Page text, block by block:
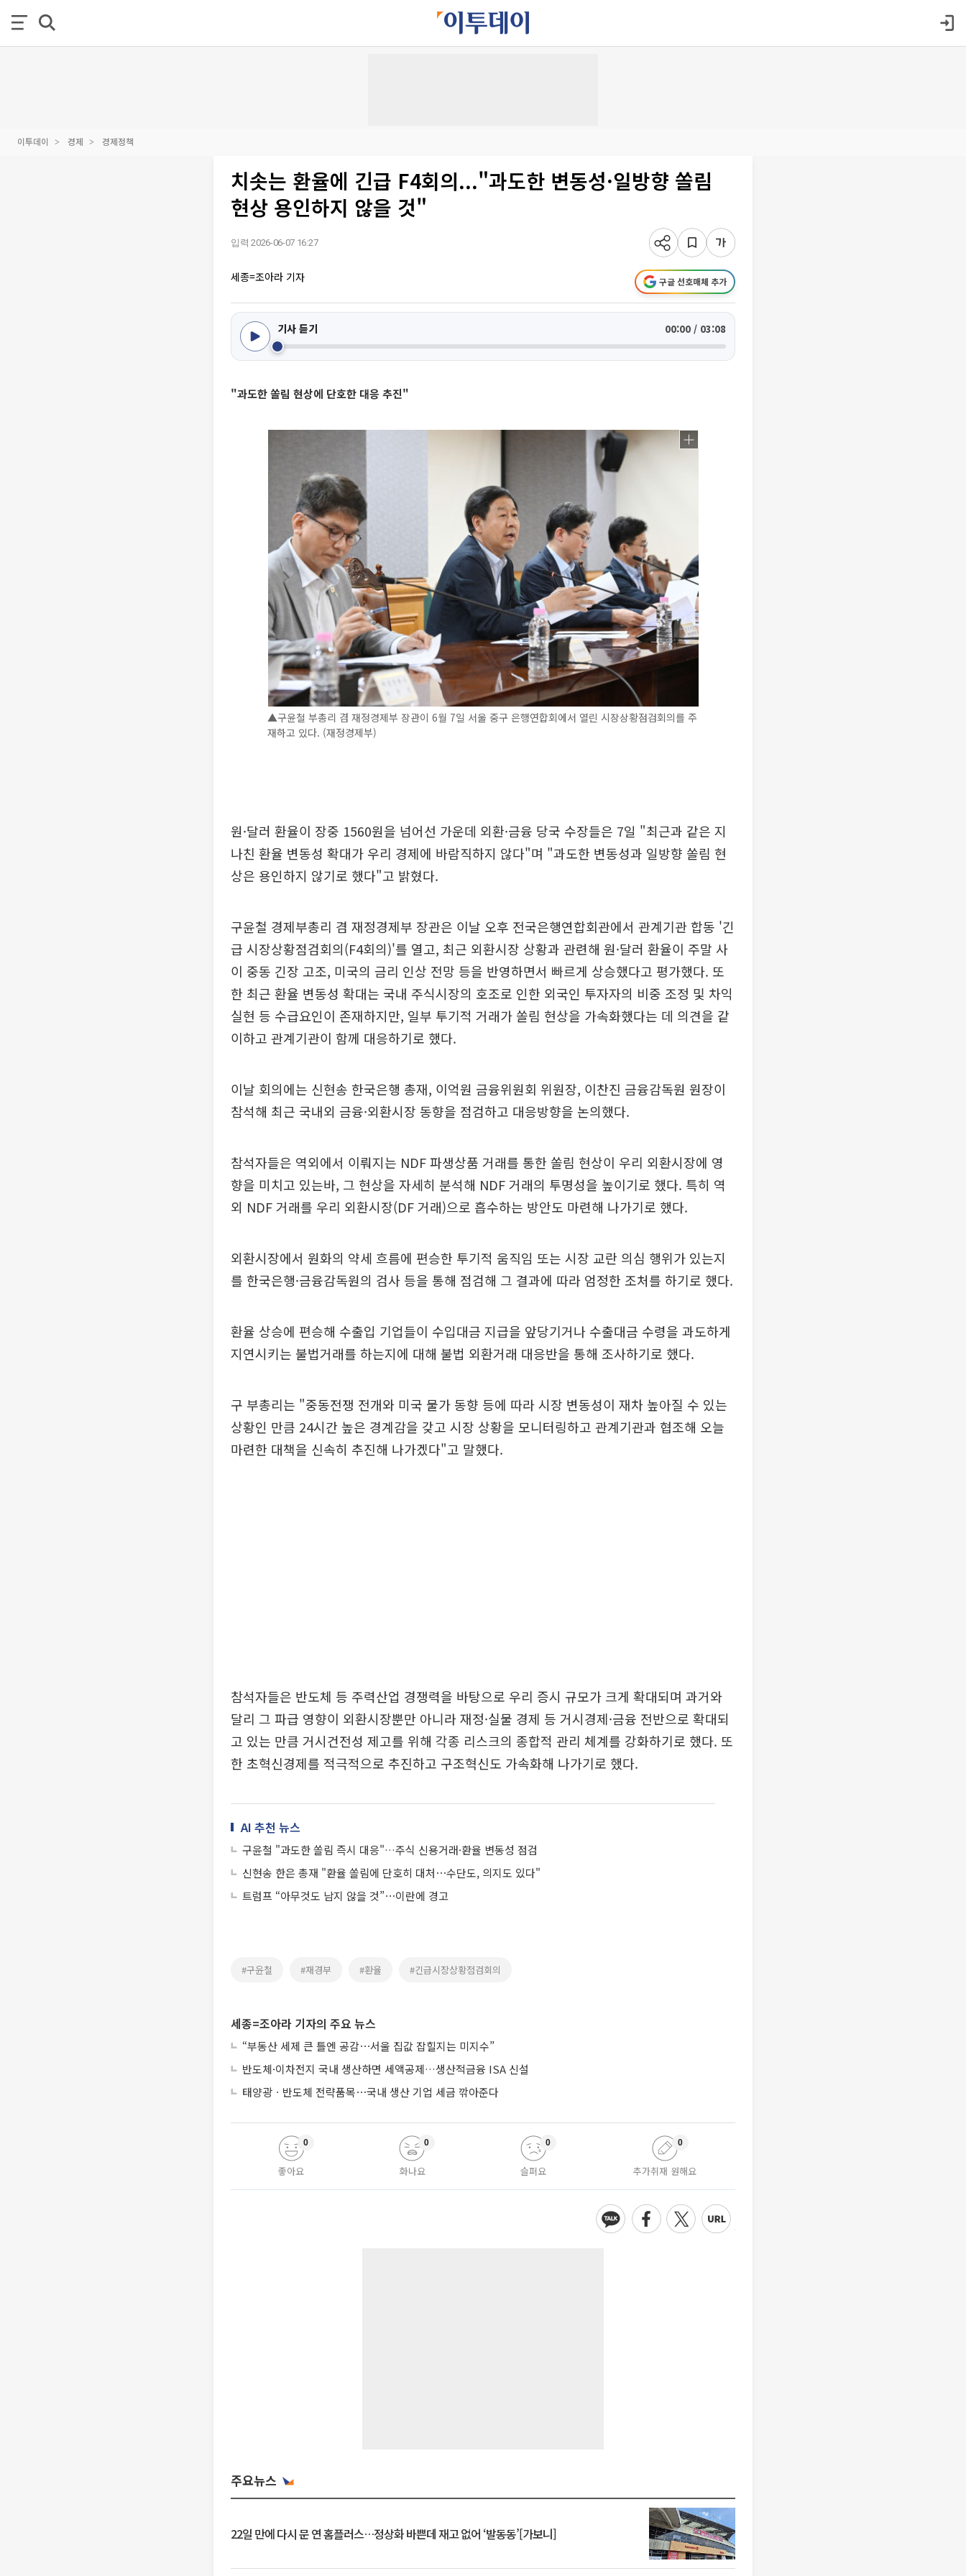
이투데이 경제 경제정책
치솟는 환율에 긴급 F4회의..."과도한 변동성·일방향 쏠림
현상 용인하지 않을 것"
입력 2026-06-07 16:27
세종=조아라 기자 구글 선호매체 추가
기사 듣기 00:00 / 03:08
"과도한 쏠림 현상에 단호한 대응 추진"
▲구윤철 부총리 겸 재정경제부 장관이 6월 7일 서울 중구 은행연합회에서 열린 시장상황점검회의를 주
재하고 있다. (재정경제부)
원·달러 환율이 장중 1560원을 넘어선 가운데 외환·금융 당국 수장들은 7일 "최근과 같은 지
나친 환율 변동성 확대가 우리 경제에 바람직하지 않다"며 "과도한 변동성과 일방향 쏠림 현
상은 용인하지 않기로 했다"고 밝혔다.
구윤철 경제부총리 겸 재정경제부 장관은 이날 오후 전국은행연합회관에서 관계기관 합동 '긴
급 시장상황점검회의(F4회의)'를 열고, 최근 외환시장 상황과 관련해 원·달러 환율이 주말 사
이 중동 긴장 고조, 미국의 금리 인상 전망 등을 반영하면서 빠르게 상승했다고 평가했다. 또
한 최근 환율 변동성 확대는 국내 주식시장의 호조로 인한 외국인 투자자의 비중 조정 및 차익
실현 등 수급요인이 존재하지만, 일부 투기적 거래가 쏠림 현상을 가속화했다는 데 의견을 같
이하고 관계기관이 함께 대응하기로 했다.
이날 회의에는 신현송 한국은행 총재, 이억원 금융위원회 위원장, 이찬진 금융감독원 원장이
참석해 최근 국내외 금융·외환시장 동향을 점검하고 대응방향을 논의했다.
참석자들은 역외에서 이뤄지는 NDF 파생상품 거래를 통한 쏠림 현상이 우리 외환시장에 영
향을 미치고 있는바, 그 현상을 자세히 분석해 NDF 거래의 투명성을 높이기로 했다. 특히 역
외 NDF 거래를 우리 외환시장(DF 거래)으로 흡수하는 방안도 마련해 나가기로 했다.
외환시장에서 원화의 약세 흐름에 편승한 투기적 움직임 또는 시장 교란 의심 행위가 있는지
를 한국은행·금융감독원의 검사 등을 통해 점검해 그 결과에 따라 엄정한 조처를 하기로 했다.
환율 상승에 편승해 수출입 기업들이 수입대금 지급을 앞당기거나 수출대금 수령을 과도하게
지연시키는 불법거래를 하는지에 대해 불법 외환거래 대응반을 통해 조사하기로 했다.
구 부총리는 "중동전쟁 전개와 미국 물가 동향 등에 따라 시장 변동성이 재차 높아질 수 있는
상황인 만큼 24시간 높은 경계감을 갖고 시장 상황을 모니터링하고 관계기관과 협조해 오늘
마련한 대책을 신속히 추진해 나가겠다"고 말했다.
참석자들은 반도체 등 주력산업 경쟁력을 바탕으로 우리 증시 규모가 크게 확대되며 과거와
달리 그 파급 영향이 외환시장뿐만 아니라 재정·실물 경제 등 거시경제·금융 전반으로 확대되
고 있는 만큼 거시건전성 제고를 위해 각종 리스크의 종합적 관리 체계를 강화하기로 했다. 또
한 초혁신경제를 적극적으로 추진하고 구조혁신도 가속화해 나가기로 했다.
AI 추천 뉴스
구윤철 "과도한 쏠림 즉시 대응"…주식 신용거래·환율 변동성 점검
신현송 한은 총재 "환율 쏠림에 단호히 대처⋯수단도, 의지도 있다"
트럼프 “아무것도 남지 않을 것”⋯이란에 경고
#구윤철 #재경부 #환율 #긴급시장상황점검회의
세종=조아라 기자의 주요 뉴스
“부동산 세제 큰 틀엔 공감⋯서울 집값 잡힐지는 미지수”
반도체·이차전지 국내 생산하면 세액공제…생산적금융 ISA 신설
태양광ㆍ반도체 전략품목⋯국내 생산 기업 세금 깎아준다
좋아요
0
화나요
0
슬퍼요
0
추가취재 원해요
0
주요뉴스
22일 만에 다시 문 연 홈플러스…정상화 바쁜데 재고 없어 ‘발동동’[가보니]